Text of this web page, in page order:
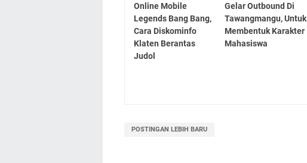
Online Mobile
Legends Bang Bang,
Cara Diskominfo
Klaten Berantas
Judol
Gelar Outbound Di
Tawangmangu, Untuk
Membentuk Karakter
Mahasiswa
POSTINGAN LEBIH BARU